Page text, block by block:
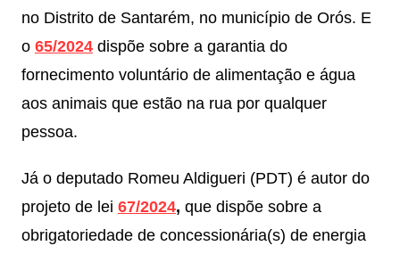
no Distrito de Santarém, no município de Orós. E
o 65/2024dispõe sobre a garantia do
fornecimento voluntário de alimentação e água
aos animais que estão na rua por qualquer
pessoa.
Já o deputado Romeu Aldigueri (PDT) é autor do
projeto de lei 67/2024, que dispõe sobre a
obrigatoriedade de concessionária(s) de energia